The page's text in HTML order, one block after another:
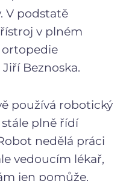
V podstatě
v plném
ortopedie
Beznoska.
používá robotický
stále plně řídí
nedělá práci
vedoucím lékař,
jen pomůže.